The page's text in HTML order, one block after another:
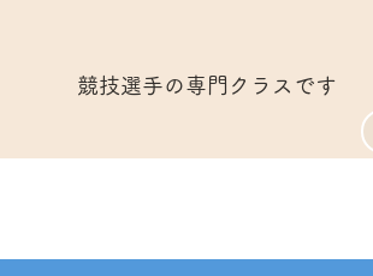
競技選手の専門クラスです